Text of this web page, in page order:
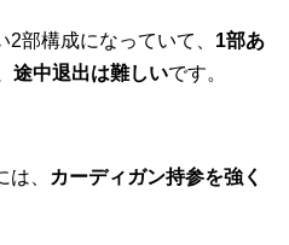
部構成になっていて、 1部あ
途中退出は難しいです。
、
カーディガン持参を強く